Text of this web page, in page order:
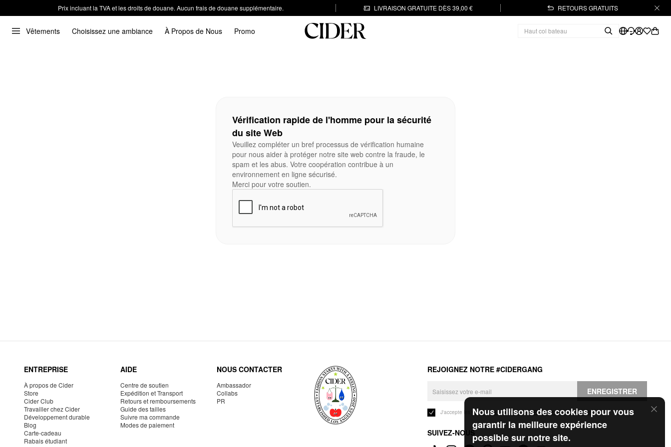
Prix incluant la TVA et les droits de douane. Aucun frais de douane supplémentaire. LIVRAISON GRATUITE DÈS 39,00 € RETOURS GRATUITS
Vêtements Choisissez une ambiance À Propos de Nous Promo
Nous utilisons des cookies pour vous
garantir la meilleure expérience
possible sur notre site.
Vérification rapide de l'homme pour la sécurité
du site Web
Veuillez compléter un bref processus de vérification humaine
pour nous aider à protéger notre site web contre la fraude, le
spam et les abus. Votre coopération contribue à un
environnement en ligne sécurisé.
Merci pour votre soutien.
ENTREPRISE
À propos de Cider
Store
Cider Club
Travailler chez Cider
Développement durable
Blog
Carte-cadeau
Rabais étudiant
AIDE
Centre de soutien
Expédition et Transport
Retours et remboursements
Guide des tailles
Suivre ma commande
Modes de paiement
NOUS CONTACTER
Ambassador
Collabs
PR
REJOIGNEZ NOTRE #CIDERGANG
ENREGISTRER
J'accepte les Conditions généraleset laPolitique de confidentialité.
SUIVEZ-NOUS